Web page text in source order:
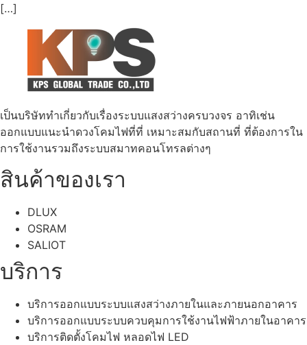
[…]
เป็นบริษัททำเกี่ยวกับเรื่องระบบแสงสว่างครบวงจร อาทิเช่น
ออกแบบแนะนำดวงโคมไฟที่ที่ เหมาะสมกับสถานที่ ที่ต้องการใน
การใช้งานรวมถึงระบบสมาทคอนโทรลต่างๆ
สินค้าของเรา
DLUX
OSRAM
SALIOT
บริการ
บริการออกแบบระบบแสงสว่างภายในและภายนอกอาคาร
บริการออกแบบระบบควบคุมการใช้งานไฟฟ้าภายในอาคาร
บริการติดตั้งโคมไฟ หลอดไฟ LED